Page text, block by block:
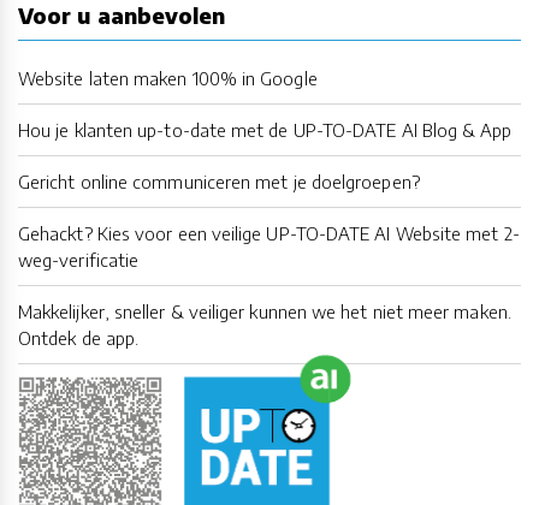
Voor u aanbevolen
Website laten maken 100% in Google
Hou je klanten up-to-date met de UP-TO-DATE AI Blog & App
Gericht online communiceren met je doelgroepen?
Gehackt? Kies voor een veilige UP-TO-DATE AI Website met 2-
weg-verificatie
Makkelijker, sneller & veiliger kunnen we het niet meer maken.
Ontdek de app.